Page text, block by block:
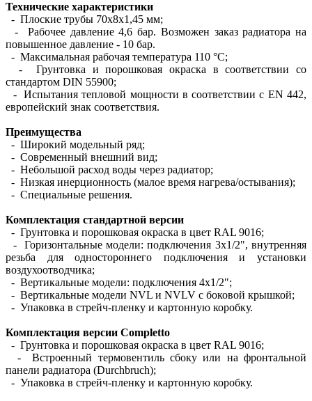
Технические характеристики
- Плоские трубы 70х8х1,45 мм;
- Рабочее давление 4,6 бар. Возможен заказ радиатора на
повышенное давление - 10 бар.
- Максимальная рабочая температура 110 °С;
- Грунтовка и порошковая окраска в соответствии со
стандартом DIN 55900;
- Испытания тепловой мощности в соответствии с EN 442,
европейский знак соответствия.
Преимущества
- Широкий модельный ряд;
- Современный внешний вид;
- Небольшой расход воды через радиатор;
- Низкая инерционность (малое время нагрева/остывания);
- Специальные решения.
Комплектация стандартной версии
- Грунтовка и порошковая окраска в цвет RAL 9016;
- Горизонтальные модели: подключения 3х1/2", внутренняя
резьба для одностороннего подключения и установки
воздухоотводчика;
- Вертикальные модели: подключения 4х1/2";
- Вертикальные модели NVL и NVLV с боковой крышкой;
- Упаковка в стрейч-пленку и картонную коробку.
Комплектация версии Completto
- Грунтовка и порошковая окраска в цвет RAL 9016;
- Встроенный термовентиль сбоку или на фронтальной
панели радиатора (Durchbruch);
- Упаковка в стрейч-пленку и картонную коробку.